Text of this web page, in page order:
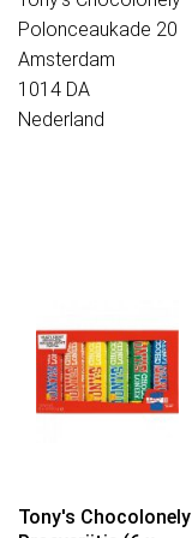
Polonceaukade 20
Amsterdam
1014 DA
Nederland
Tony's Chocolonely